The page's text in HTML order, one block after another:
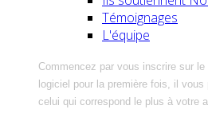
Témoignages
L'équipe
Commencez par vous inscrire sur
logiciel pour la première fois, il
celui qui correspond le plus à votre